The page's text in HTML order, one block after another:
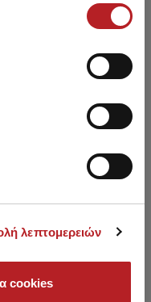
λεπτομερειών
cookies